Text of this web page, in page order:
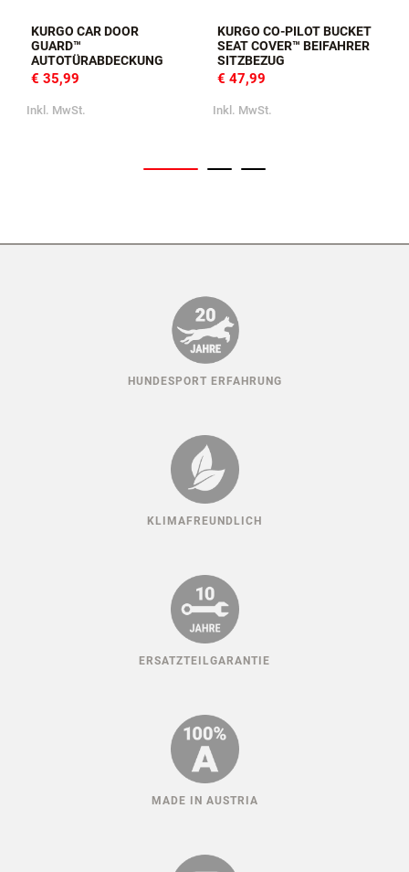
KURGO CAR DOOR
GUARD™
AUTOTÜRABDECKUNG
€ 35,99
Inkl. MwSt.
KURGO CO-PILOT BUCKET
SEAT COVER™ BEIFAHRER
SITZBEZUG
€ 47,99
Inkl. MwSt.
HUNDESPORT ERFAHRUNG
KLIMAFREUNDLICH
ERSATZTEILGARANTIE
MADE IN AUSTRIA